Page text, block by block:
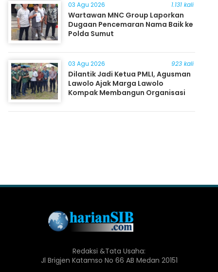
03 Agu 2026 1.131 kali
Wartawan MNC Group Laporkan
Dugaan Pencemaran Nama Baik ke
Polda Sumut
03 Agu 2026 923 kali
Dilantik Jadi Ketua PMLI, Agusman
Lawolo Ajak Marga Lawolo
Kompak Membangun Organisasi
Redaksi &Tata Usaha:
Jl Brigjen Katamso No 66 AB Medan 20151